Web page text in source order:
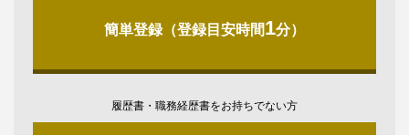
簡単登録（登録目安時間1分）
履歴書・職務経歴書をお持ちでない方